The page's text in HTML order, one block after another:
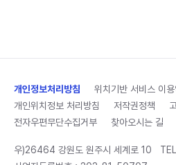
개인정보처리방침
위치기반 서비스 이
개인위치정보 처리방침
저작권정책
전자우편무단수집거부
찾아오시는 길
우)26464 강원도 원주시 세계로 10